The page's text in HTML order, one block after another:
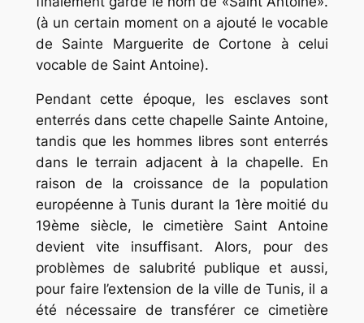
(à un certain moment on a ajouté le vocable
de Sainte Marguerite de Cortone à celui
vocable de Saint Antoine).
Pendant cette époque, les esclaves sont
enterrés dans cette chapelle Sainte Antoine,
tandis que les hommes libres sont enterrés
dans le terrain adjacent à la chapelle. En
raison de la croissance de la population
européenne à Tunis durant la 1ère moitié du
19ème siècle, le cimetière Saint Antoine
devient vite insuffisant. Alors, pour des
problèmes de salubrité publique et aussi,
pour faire l’extension de la ville de Tunis, il a
été nécessaire de transférer ce cimetière